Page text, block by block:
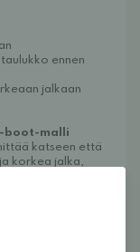
ennen
jalkaan
boot-malli
katseen että
korkea jalka,
että pehmeyttä